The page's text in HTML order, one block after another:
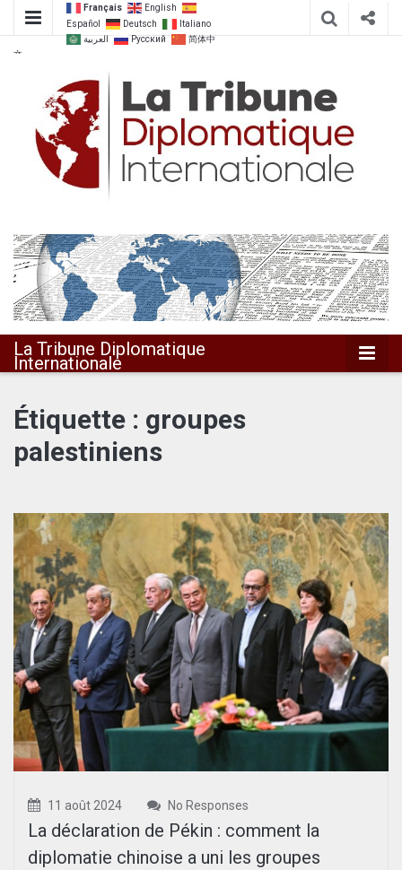
Français
English
Español
Deutsch
Italiano
العربية
Русский
简体中
文
La Tribune
Diplomatique
Internationale
La Tribune Diplomatique
Internationale
Étiquette : groupes
palestiniens
11 août 2024 No Responses
La déclaration de Pékin : comment la
diplomatie chinoise a uni les groupes